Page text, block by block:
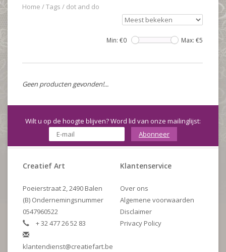
Home /Tags / dot and do
Min: €0 Max: €5
Geen producten gevonden!...
Wilt u op de hoogte blijven? Word lid van onze mailinglijst:
Abonneer
Creatief Art
Poeierstraat 2, 2490 Balen
(B) Ondernemingsnummer
0547960522
+ 32 477 26 52 83
klantendienst@creatiefart.be
Klantenservice
Over ons
Algemene voorwaarden
Disclaimer
Privacy Policy